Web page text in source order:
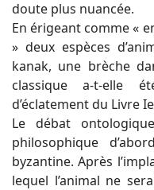
doute plus nuancée.
En érigeant comme «
» deux espèces
kanak, une brèche
classique a-t-elle
d’éclatement du Livre
Le débat
philosophique
byzantine. Après
lequel l’animal ne